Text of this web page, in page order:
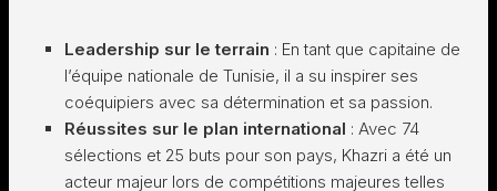
Leadership sur le terrain : En tant que capitaine de
l’équipe nationale de Tunisie, il a su inspirer ses
coéquipiers avec sa détermination et sa passion.
Réussites sur le plan international : Avec 74
sélections et 25 buts pour son pays, Khazri a été un
acteur majeur lors de compétitions majeures telles